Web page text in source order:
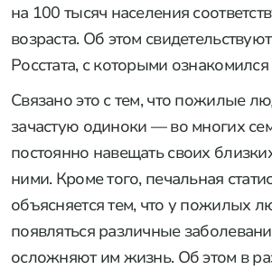
на 100 тысяч населения
возраста. Об этом
Росстата, с которыми
Связано это с тем, что пожилые
зачастую одиноки — во многих
постоянно навещать своих
ними. Кроме того, печальная
объясняется тем, что у пожилых
появляться различные
осложняют им жизнь. Об этом в